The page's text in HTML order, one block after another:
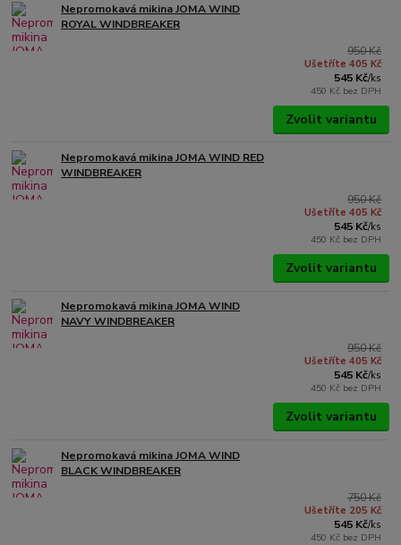
Nepromokavá mikina JOMA WIND
ROYAL WINDBREAKER
950 Kč
Ušetříte 405 Kč
545 Kč/ks
450 Kč bez DPH
Zvolit variantu
Nepromokavá mikina JOMA WIND RED
WINDBREAKER
950 Kč
Ušetříte 405 Kč
545 Kč/ks
450 Kč bez DPH
Zvolit variantu
Nepromokavá mikina JOMA WIND
NAVY WINDBREAKER
950 Kč
Ušetříte 405 Kč
545 Kč/ks
450 Kč bez DPH
Zvolit variantu
Nepromokavá mikina JOMA WIND
BLACK WINDBREAKER
750 Kč
Ušetříte 205 Kč
545 Kč/ks
450 Kč bez DPH